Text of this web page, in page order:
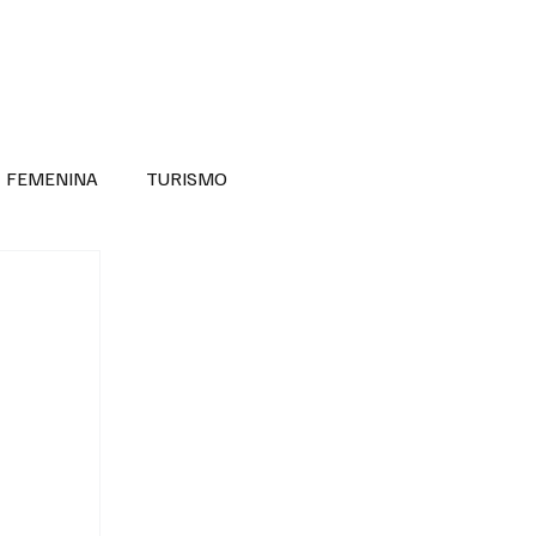
FEMENINA TURISMO